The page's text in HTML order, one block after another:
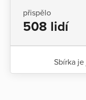
přispělo
508 lidí
Sbírka